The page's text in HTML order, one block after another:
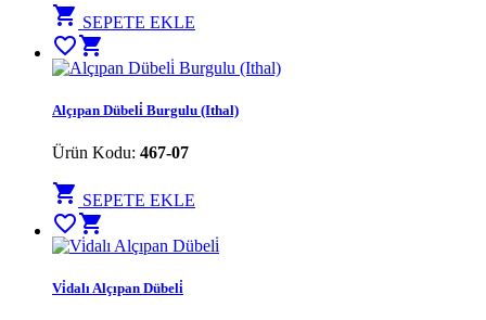
shopping_cart SEPETE EKLE
favorite_bordershopping_cart
Alçıpan Dübeli̇ Burgulu (Ithal)
Ürün Kodu: 467-07
shopping_cart SEPETE EKLE
favorite_bordershopping_cart
Vi̇dalı Alçıpan Dübeli̇